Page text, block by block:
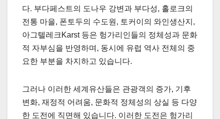
다. 부다페스트의 도나우 강변과 부다성, 홀로크의
전통 마을, 폰토두의 수도원, 토커이의 와인생산지,
아그텔레크Karst 등은 헝가리인들의 정체성과 문화
적 자부심을 반영하며, 동시에 유럽 역사 전체의 중
요한 부분을 차지하고 있습니다.
그러나 이러한 세계유산들은 관광객의 증가, 기후
변화, 재정적 어려움, 문화적 정체성의 상실 등 다양
한 도전에 직면해 있습니다. 이러한 도전은 헝가리